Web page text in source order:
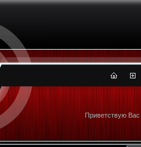
Приветствую Вас